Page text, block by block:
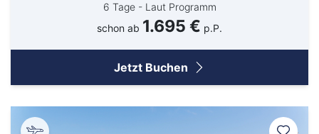
6 Tage - Laut Programm
schon ab 1.695 € p.P.
Jetzt Buchen